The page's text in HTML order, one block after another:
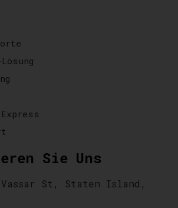
Sie Uns
Vassar St, Staten Island,